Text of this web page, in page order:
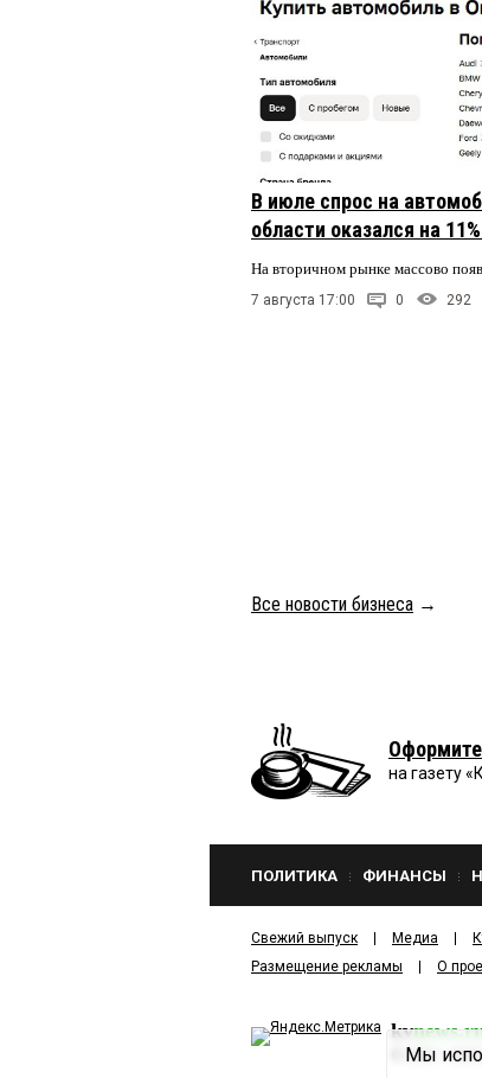
В июле спрос на
области оказался на
На вторичном рынке массово
7 августа 17:00 0 292
Все новости бизнеса →
на газету
ПОЛИТИКА ФИНАНСЫ
Свежий выпуск Медиа
Размещение рекламы
О
kv
2001—2026
Мы